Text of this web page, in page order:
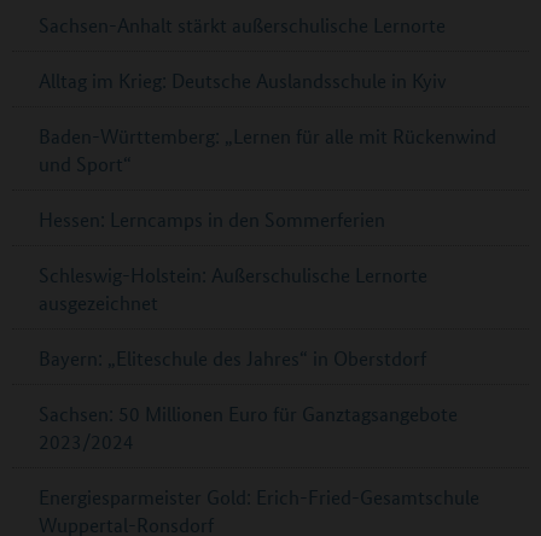
Sachsen-Anhalt stärkt außerschulische Lernorte
Alltag im Krieg: Deutsche Auslandsschule in Kyiv
Baden-Württemberg: „Lernen für alle mit Rückenwind
und Sport“
Hessen: Lerncamps in den Sommerferien
Schleswig-Holstein: Außerschulische Lernorte
ausgezeichnet
Bayern: „Eliteschule des Jahres“ in Oberstdorf
Sachsen: 50 Millionen Euro für Ganztagsangebote
2023/2024
Energiesparmeister Gold: Erich-Fried-Gesamtschule
Wuppertal-Ronsdorf